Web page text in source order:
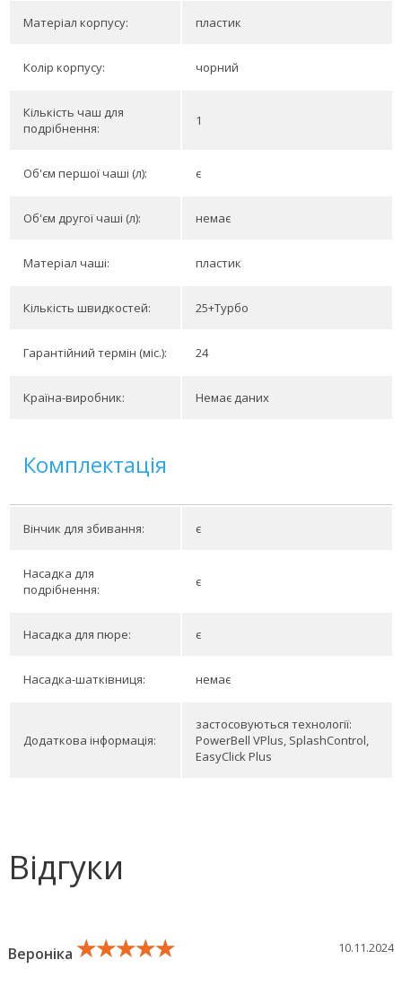
Матеріал корпусу: пластик
Колір корпусу: чорний
Кількість чаш для
подрібнення:
1
Об'єм першої чаші (л): є
Об'єм другої чаші (л): немає
Матеріал чаші: пластик
Кількість швидкостей: 25+Турбо
Гарантійний термін (міс.): 24
Країна-виробник: Немає даних
Комплектація
Вінчик для збивання: є
Насадка для
подрібнення:
є
Насадка для пюре: є
Насадка-шатківниця: немає
Додаткова інформація:
застосовуються технології:
PowerBell VPlus, SplashControl,
EasyClick Plus
Відгуки
Вероніка ★★★★★
★★★★★
★★★★★ 10.11.2024